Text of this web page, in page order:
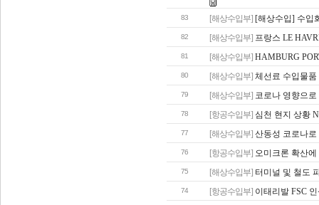
83 [해상수입부] [해상수입] 수입
82 [해상수입부] 프랑스 LE
81 [해상수입부] HAMBURG
80 [해상수입부] 체선료 수입물품
79 [해상수입부] 코로나 영향으
78 [항공수입부] 심천 현지 상황
77 [해상수입부] 산동성 코로나
76 [항공수입부] 오미크론 확산
75 [해상수입부] 터미널 및 철도
74 [항공수입부] 이태리발 FSC